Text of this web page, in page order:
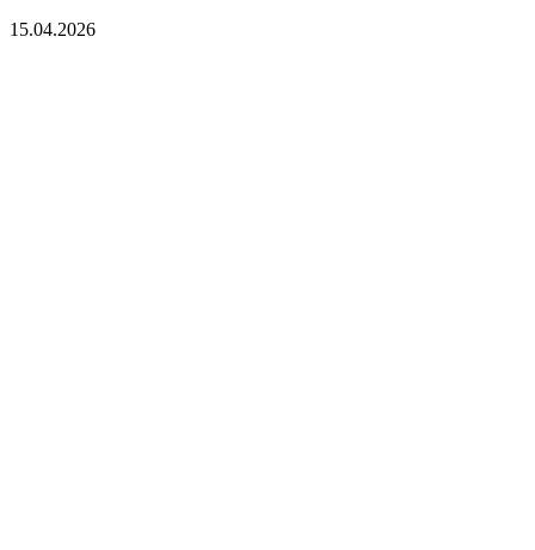
15.04.2026